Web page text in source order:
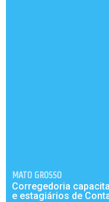
MATO GROSSO
Corregedoria
e estagiários de